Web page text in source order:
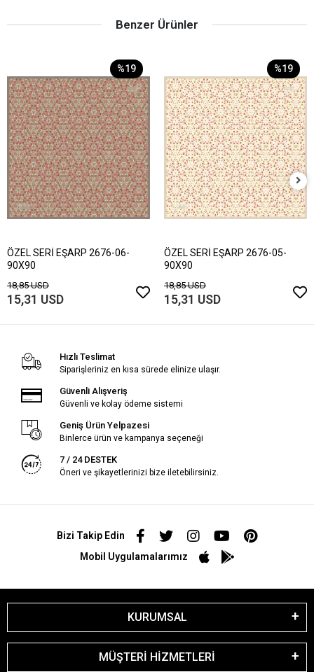
Benzer Ürünler
%19
ÖZEL SERİ EŞARP 2676-06-
90X90
18,85 USD
15,31 USD
%19
ÖZEL SERİ EŞARP 2676-05-
90X90
18,85 USD
15,31 USD
Hızlı Teslimat
Siparişleriniz en kısa sürede elinize ulaşır.
Güvenli Alışveriş
Güvenli ve kolay ödeme sistemi
Geniş Ürün Yelpazesi
Binlerce ürün ve kampanya seçeneği
7 / 24 DESTEK
Öneri ve şikayetlerinizi bize iletebilirsiniz.
Bizi Takip Edin
Mobil Uygulamalarımız
KURUMSAL
MÜŞTERİ HİZMETLERİ